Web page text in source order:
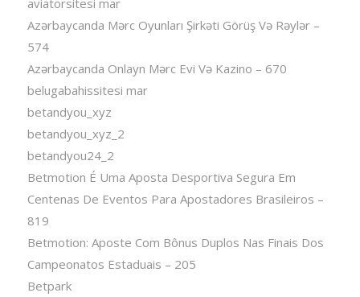
aviatorsitesi mar
Azərbaycanda Mərc Oyunları Şirkəti Görüş Və Rəylər –
574
Azərbaycanda Onlayn Mərc Evi Və Kazino – 670
belugabahissitesi mar
betandyou_xyz
betandyou_xyz_2
betandyou24_2
Betmotion É Uma Aposta Desportiva Segura Em
Centenas De Eventos Para Apostadores Brasileiros –
819
Betmotion: Aposte Com Bônus Duplos Nas Finais Dos
Campeonatos Estaduais – 205
Betpark